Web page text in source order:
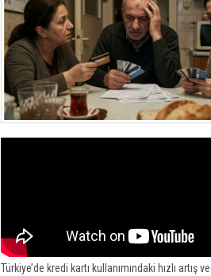
Türkiye’de kredi kartı kullanımındaki hızlı
Türk Telekom
sürdürülebilirlik